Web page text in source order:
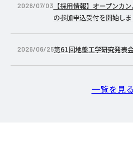
2026/07/03 【採用情報】オープンカ
の参加申込受付を開始し
2026/06/25第61回地盤工学研究発表
一覧を見る